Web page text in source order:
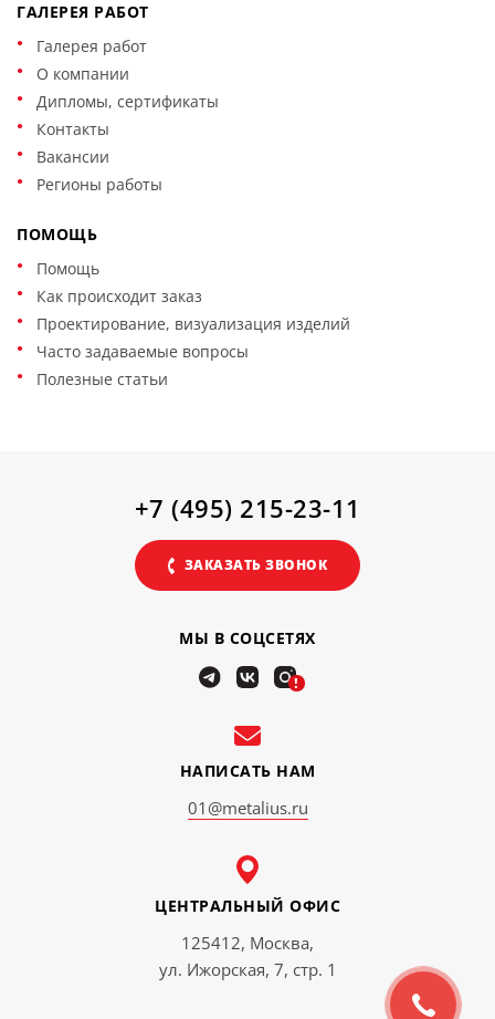
ГАЛЕРЕЯ РАБОТ
Галерея работ
О компании
Дипломы, сертификаты
Контакты
Вакансии
Регионы работы
ПОМОЩЬ
Помощь
Как происходит заказ
Проектирование, визуализация изделий
Часто задаваемые вопросы
Полезные статьи
ЦЕНТРАЛЬНЫЙ ОФИС
125412, Москва,
ул. Ижорская, 7, стр. 1
НАПИСАТЬ НАМ
01@metalius.ru
МЫ В СОЦСЕТЯХ
!
+7 (495) 215-23-11
ЗАКАЗАТЬ ЗВОНОК